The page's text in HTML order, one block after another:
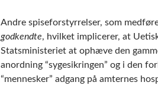
Andre spiseforstyrrelser, som
godkendte, hvilket implicerer, at
Statsministeriet at ophæve den
anordning “sygesikringen” og i den
“mennesker” adgang på amternes